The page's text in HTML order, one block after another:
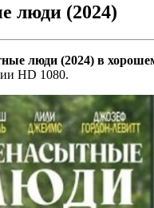
люди (2024)
люди (2024) в
HD 1080.